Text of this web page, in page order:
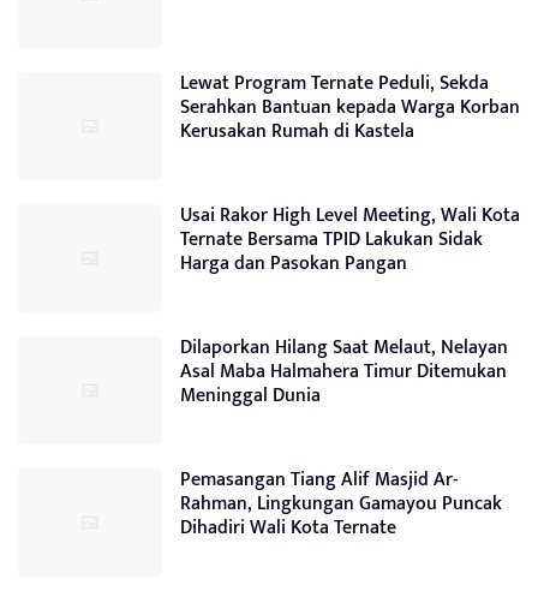
Lewat Program Ternate Peduli, Sekda
Serahkan Bantuan kepada Warga Korban
Kerusakan Rumah di Kastela
Usai Rakor High Level Meeting, Wali Kota
Ternate Bersama TPID Lakukan Sidak
Harga dan Pasokan Pangan
Dilaporkan Hilang Saat Melaut, Nelayan
Asal Maba Halmahera Timur Ditemukan
Meninggal Dunia
Pemasangan Tiang Alif Masjid Ar-
Rahman, Lingkungan Gamayou Puncak
Dihadiri Wali Kota Ternate